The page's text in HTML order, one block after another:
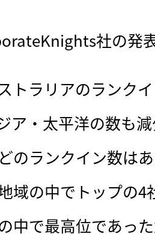
1
ア 6
社の発
トラリアのランク
ア・太平洋の数も
のランクイン数は
域の中でトップの4
中で最高位であっ